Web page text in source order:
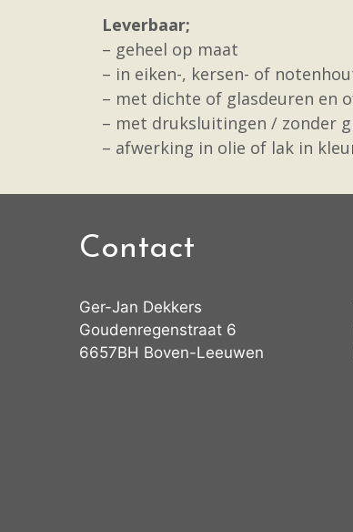
Leverbaar;
– geheel op maat
– in eiken-, kersen- of
– met dichte of glasdeuren en
– met druksluitingen / zonder
– afwerking in olie of lak in
Contact
Ger-Jan Dekkers
Goudenregenstraat 6
6657BH Boven-Leeuwen